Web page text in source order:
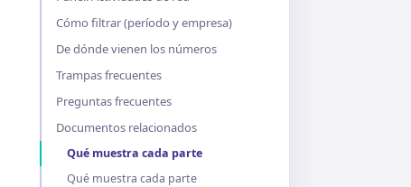
Cómo filtrar (período y empresa)
De dónde vienen los números
Trampas frecuentes
Preguntas frecuentes
Documentos relacionados
Qué muestra cada parte
Qué muestra cada parte